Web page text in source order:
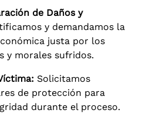
de Daños y
y demandamos la
justa por los
y morales sufridos.
Solicitamos
de protección para
durante el proceso.